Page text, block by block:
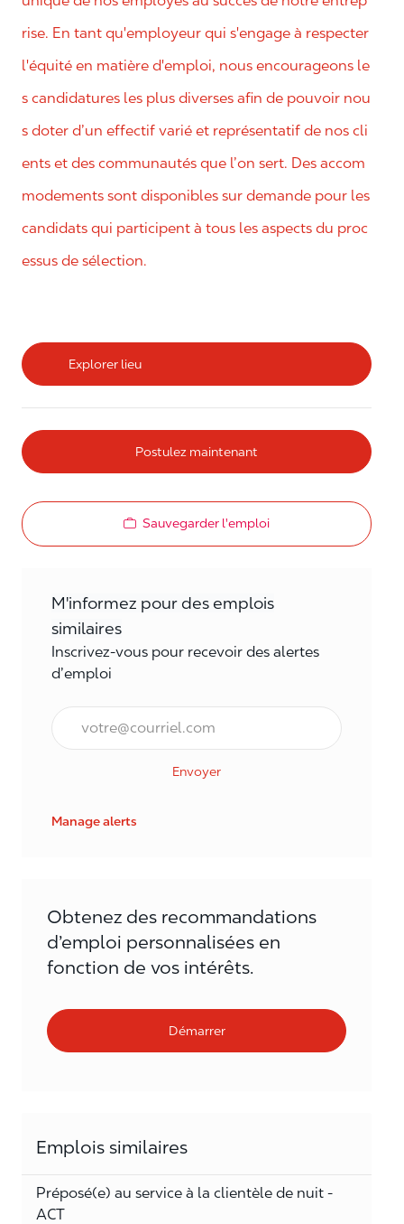
rise. En tant qu'employeur qui s'engage à respecter
l'équité en matière d'emploi, nous encourageons le
s candidatures les plus diverses afin de pouvoir nou
s doter d’un effectif varié et représentatif de nos cli
ents et des communautés que l’on sert. Des accom
modements sont disponibles sur demande pour les
candidats qui participent à tous les aspects du proc
essus de sélection.
Explorer lieu
Postulez maintenant
Sauvegarder l'emploi
M'informez pour des emplois
similaires
Inscrivez-vous pour recevoir des alertes
d’emploi
Courriel*
Envoyer
Manage alerts
Obtenez des recommandations
d’emploi personnalisées en
fonction de vos intérêts.
Démarrer
Emplois similaires
Préposé(e) au service à la clientèle de nuit -
ACT